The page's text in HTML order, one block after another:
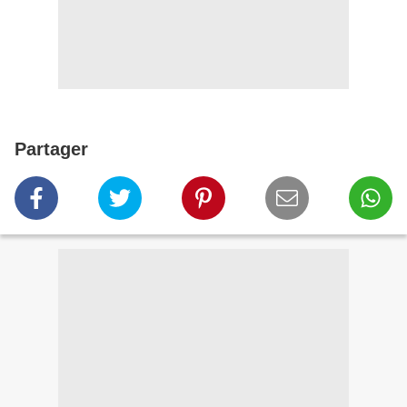
Partager